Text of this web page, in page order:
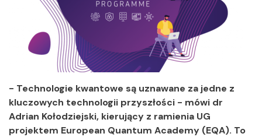
- Technologie kwantowe są uznawane za jedne z
kluczowych technologii przyszłości - mówi dr
Adrian Kołodziejski, kierujący z ramienia UG
projektem European Quantum Academy (EQA). To